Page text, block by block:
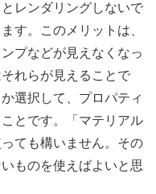
レンダリングしないで
す。このメリットは、
プなどが見えなくなっ
れらが見えることで
選択して、プロパティ
とです。「マテリアル
ても構いません。その
ものを使えばよいと思